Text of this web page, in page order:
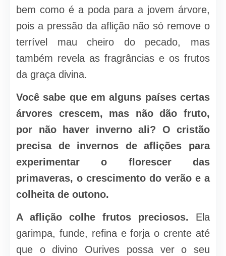
bem como é a poda para a jovem árvore,
pois a pressão da aflição não só remove o
terrível mau cheiro do pecado, mas
também revela as fragrâncias e os frutos
da graça divina.
Você sabe que em alguns países certas
árvores crescem, mas não dão fruto,
por não haver inverno ali? O cristão
precisa de invernos de aflições para
experimentar o florescer das
primaveras, o crescimento do verão e a
colheita de outono.
A aflição colhe frutos preciosos. Ela
garimpa, funde, refina e forja o crente até
que o divino Ourives possa ver o seu